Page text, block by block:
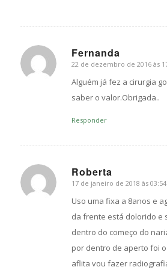
Fernanda
s
22 de dezembro de 2016 às
Alguém já fez a cirurgia
saber o valor.Obrigada..
Responder
Roberta
s
17 de janeiro de 2018 às 03:54
Uso uma fixa a 8anos e
da frente está dolorido e
dentro do começo do
por dentro de aperto foi
aflita vou fazer